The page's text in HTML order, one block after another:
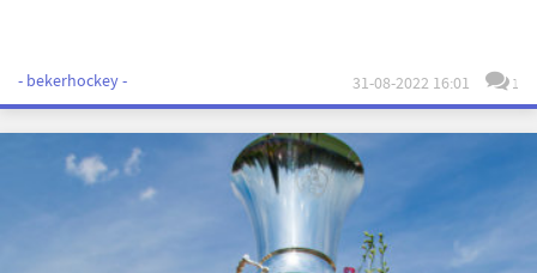
- bekerhockey - 31-08-2022 16:01 1